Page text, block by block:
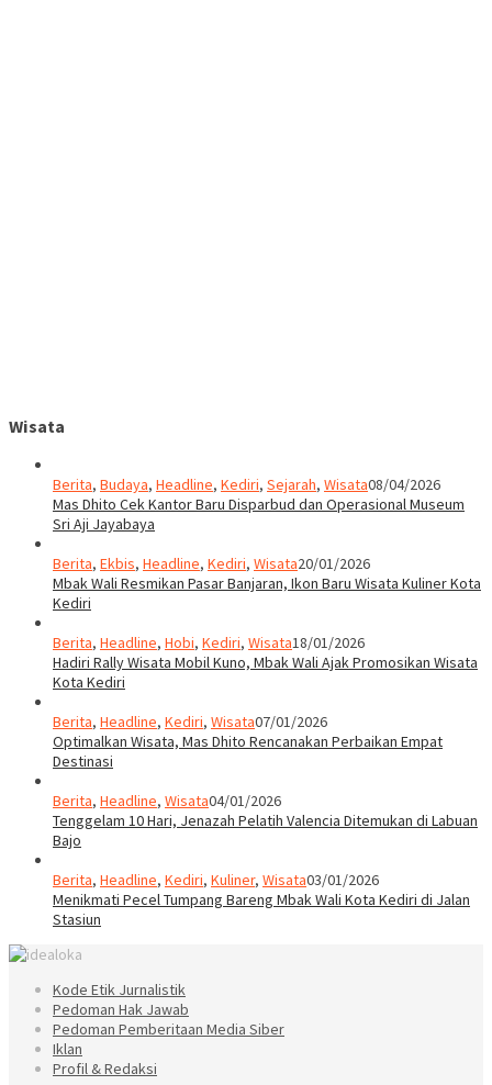
Wisata
Berita, Budaya, Headline, Kediri, Sejarah, Wisata08/04/2026
Mas Dhito Cek Kantor Baru Disparbud dan Operasional Museum
Sri Aji Jayabaya
Berita, Ekbis, Headline, Kediri, Wisata20/01/2026
Mbak Wali Resmikan Pasar Banjaran, Ikon Baru Wisata Kuliner Kota
Kediri
Berita, Headline, Hobi, Kediri, Wisata18/01/2026
Hadiri Rally Wisata Mobil Kuno, Mbak Wali Ajak Promosikan Wisata
Kota Kediri
Berita, Headline, Kediri, Wisata07/01/2026
Optimalkan Wisata, Mas Dhito Rencanakan Perbaikan Empat
Destinasi
Berita, Headline, Wisata04/01/2026
Tenggelam 10 Hari, Jenazah Pelatih Valencia Ditemukan di Labuan
Bajo
Berita, Headline, Kediri, Kuliner, Wisata03/01/2026
Menikmati Pecel Tumpang Bareng Mbak Wali Kota Kediri di Jalan
Stasiun
Kode Etik Jurnalistik
Pedoman Hak Jawab
Pedoman Pemberitaan Media Siber
Iklan
Profil & Redaksi